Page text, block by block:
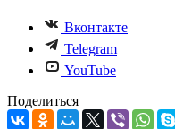
Вконтакте
Telegram
YouTube
Поделиться